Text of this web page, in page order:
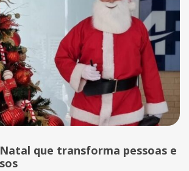
que transforma pessoas e